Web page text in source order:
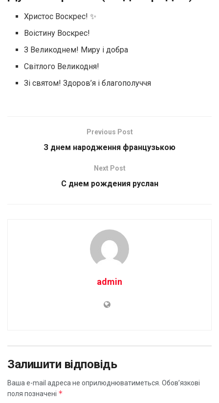
Христос Воскрес! ✨
Воістину Воскрес!
З Великоднем! Миру і добра
Світлого Великодня!
Зі святом! Здоров’я і благополуччя
Previous Post
З днем народження французькою
Next Post
С днем рождения руслан
admin
Залишити відповідь
Ваша e-mail адреса не оприлюднюватиметься. Обов’язкові
поля позначені *